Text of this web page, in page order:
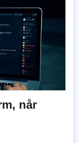
når